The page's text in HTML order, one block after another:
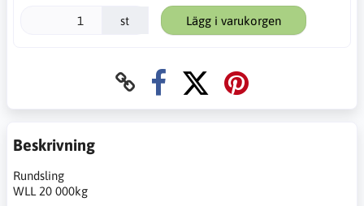
st Lägg i varukorgen
Beskrivning
Rundsling
WLL 20 000kg